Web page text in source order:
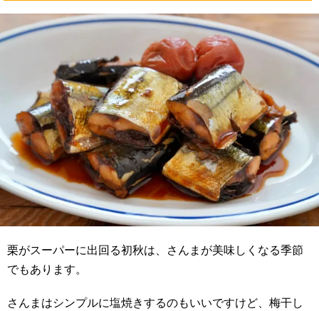
栗がスーパーに出回る初秋は、さんまが美味しくなる季節
でもあります。
さんまはシンプルに塩焼きするのもいいですけど、梅干し